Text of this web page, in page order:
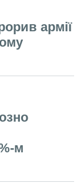
армії
м